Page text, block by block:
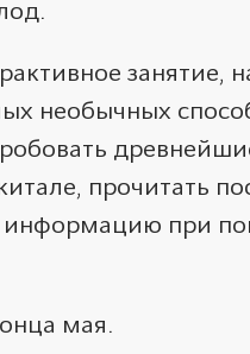
занятие,
необычных
прочитать
информацию при
мая.